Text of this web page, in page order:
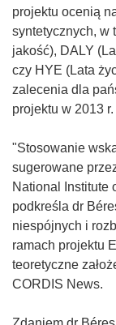
projektu ocenią
syntetycznych, w
jakość), DALY
czy HYE (Lata
zalecenia dla
projektu w 2013 r.
"Stosowanie
sugerowane
National Institute
podkreśla dr
niespójnych i
ramach projektu
teoretyczne
CORDIS News.